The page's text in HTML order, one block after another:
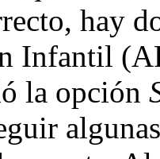
hay
Infantil
la opción